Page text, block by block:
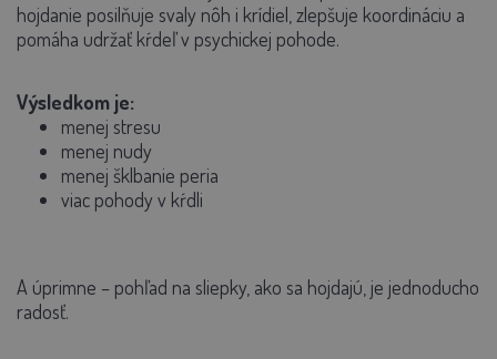
hojdanie posilňuje svaly nôh i krídiel, zlepšuje koordináciu a
pomáha udržať kŕdeľ v psychickej pohode.
Výsledkom je:
menej stresu
menej nudy
menej šklbanie peria
viac pohody v kŕdli
A úprimne – pohľad na sliepky, ako sa hojdajú, je jednoducho
radosť.